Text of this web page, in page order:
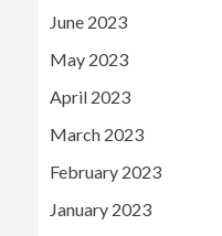
June 2023
May 2023
April 2023
March 2023
February 2023
January 2023